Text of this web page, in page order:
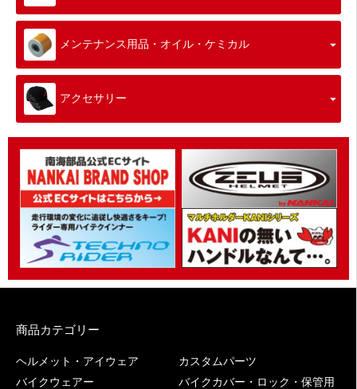
メンテナンス用品・オイル・ケミカル
アクセサリー
商品カテゴリー
ヘルメット・アイウェア
バイクウェアー
カスタムパーツ
バイクカバー・ロック・保管用